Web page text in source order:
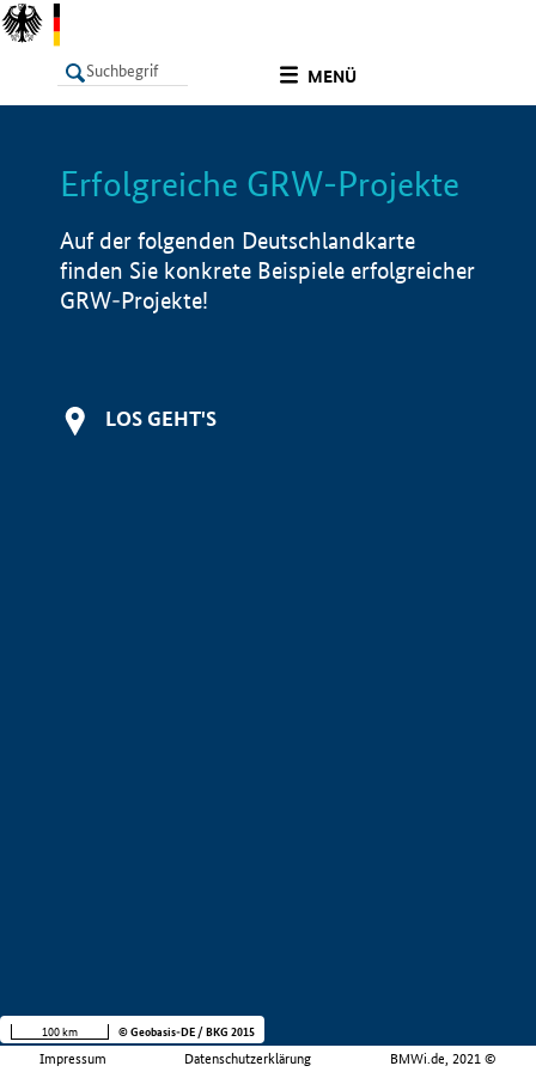
MENÜ
LISTE Info
Erfolgreiche GRW-Projekte
Auf der folgenden Deutschlandkarte
finden Sie konkrete Beispiele erfolgreicher
GRW-Projekte!
LOS GEHT'S
Impressum Datenschutzerklärung BMWi.de, 2021 ©
100 km © Geobasis-DE / BKG 2015